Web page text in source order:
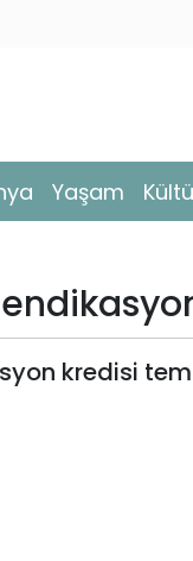
Yaşam
kredisi